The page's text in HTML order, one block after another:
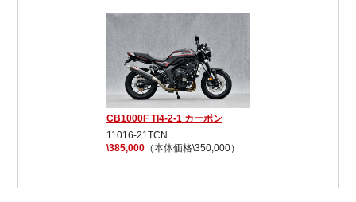
CB1000F TI4-2-1 カーボン
11016-21TCN
\385,000（本体価格\350,000）